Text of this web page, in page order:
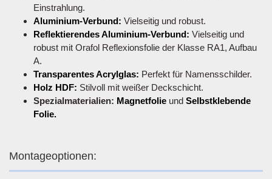
Einstrahlung.
Aluminium-Verbund: Vielseitig und robust.
Reflektierendes Aluminium-Verbund: Vielseitig und
robust mit Orafol Reflexionsfolie der Klasse RA1, Aufbau
A.
Transparentes Acrylglas: Perfekt für Namensschilder.
Holz HDF: Stilvoll mit weißer Deckschicht.
Spezialmaterialien: Magnetfolie und Selbstklebende
Folie.
Montageoptionen: